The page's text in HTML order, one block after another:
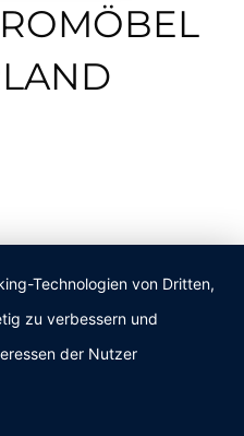
Technologien von Dritten,
zu verbessern und
der Nutzer